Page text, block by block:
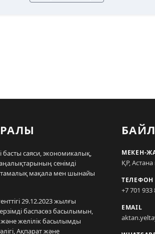
басты саяси, экономикалық,
сенімді
мақала мен шынайы
29.12.2023 жылғы
баспасөз басылымын,
және желілік басылымды
Ақпарат және
МЕКЕН-
ҚР,
ТЕЛЕФОН
+7 701 933
EMAIL